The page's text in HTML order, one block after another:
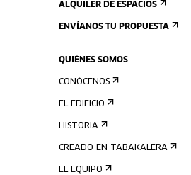
ALQUILER DE ESPACIOS
ENVÍANOS TU PROPUESTA
QUIÉNES SOMOS
CONÓCENOS
EL EDIFICIO
HISTORIA
CREADO EN TABAKALERA
EL EQUIPO